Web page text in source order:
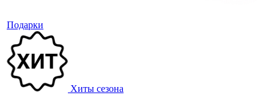
Подарки
Хиты сезона